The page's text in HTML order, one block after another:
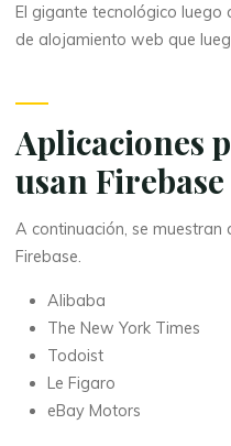
El gigante tecnológico
de alojamiento web que
Aplicaciones
usan Firebase
A continuación, se muestran
Firebase.
Alibaba
The New York Times
Todoist
Le Figaro
eBay Motors